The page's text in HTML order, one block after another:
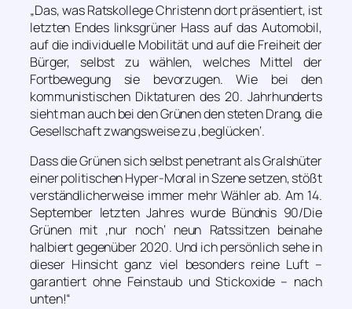
„Das, was Ratskollege Christenn dort präsentiert, ist
letzten Endes linksgrüner Hass auf das Automobil,
auf die individuelle Mobilität und auf die Freiheit der
Bürger, selbst zu wählen, welches Mittel der
Fortbewegung sie bevorzugen. Wie bei den
kommunistischen Diktaturen des 20. Jahrhunderts
sieht man auch bei den Grünen den steten Drang, die
Gesellschaft zwangsweise zu ‚beglücken‘.
Dass die Grünen sich selbst penetrant als Gralshüter
einer politischen Hyper-Moral in Szene setzen, stößt
verständlicherweise immer mehr Wähler ab. Am 14.
September letzten Jahres wurde Bündnis 90/Die
Grünen mit ‚nur noch‘ neun Ratssitzen beinahe
halbiert gegenüber 2020. Und ich persönlich sehe in
dieser Hinsicht ganz viel besonders reine Luft –
garantiert ohne Feinstaub und Stickoxide – nach
unten!“